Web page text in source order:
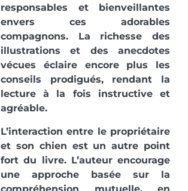
responsables et bienveillantes
envers ces adorables
compagnons. La richesse des
illustrations et des anecdotes
vécues éclaire encore plus les
conseils prodigués, rendant la
lecture à la fois instructive et
agréable.
L’interaction entre le propriétaire
et son chien est un autre point
fort du livre. L’auteur encourage
une approche basée sur la